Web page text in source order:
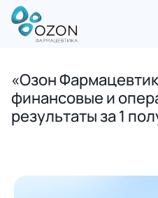
«Озон
финансовые и
результаты за 1